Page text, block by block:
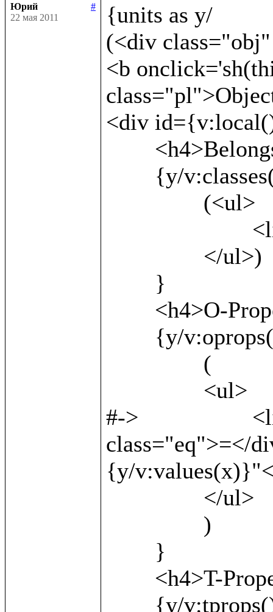
Юрий
#
22 мая 2011
{units as y/
(<div
<b
<div
#->			<li><b>{v:local()}</b> <div
class="eq">=</
{y/